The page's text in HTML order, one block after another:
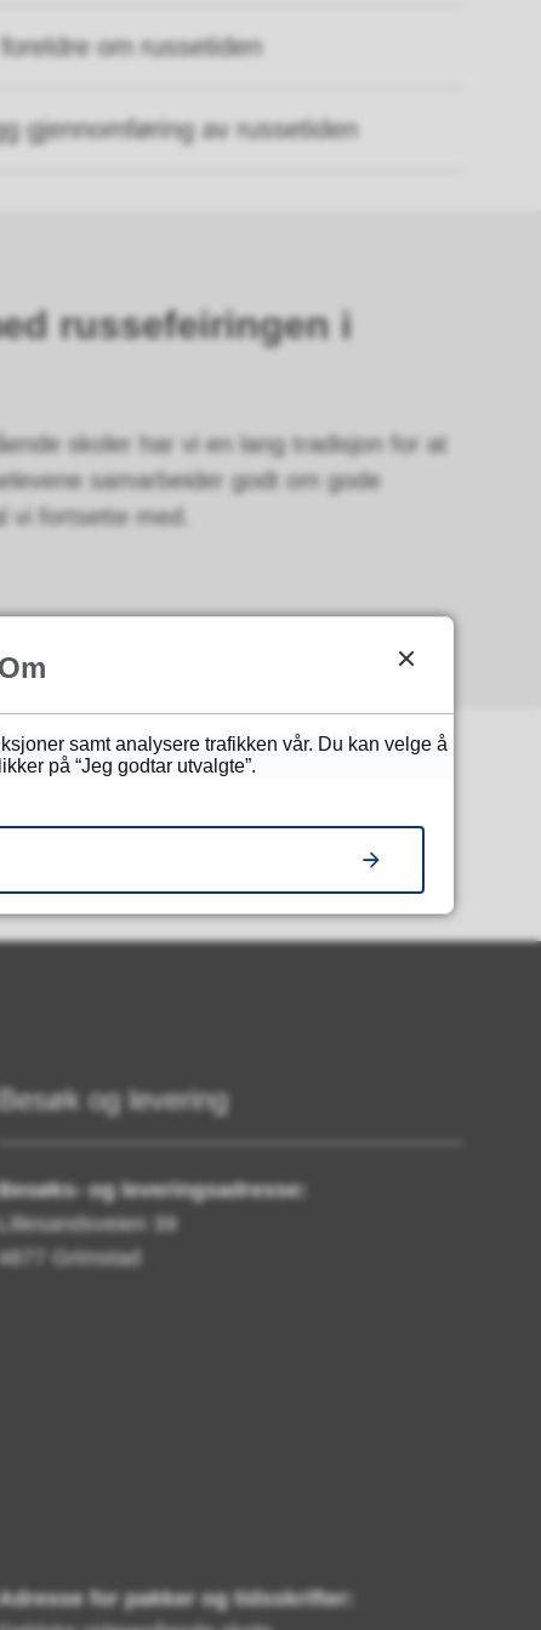
om russetiden
gjennomføring av russetiden
russefeiringen i
skoler har vi en lang tradisjon for at
samarbeider godt om gode
vi fortsette med.
Besøk og levering
Besøks- og leveringsadresse:
Lillesandsveien 39
4877 Grimstad
for pakker og tidsskrifter:
Om
samt analysere trafikken vår. Du kan velge å
på “Jeg godtar utvalgte”.